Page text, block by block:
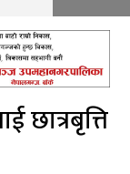
छात्रबृत्ति